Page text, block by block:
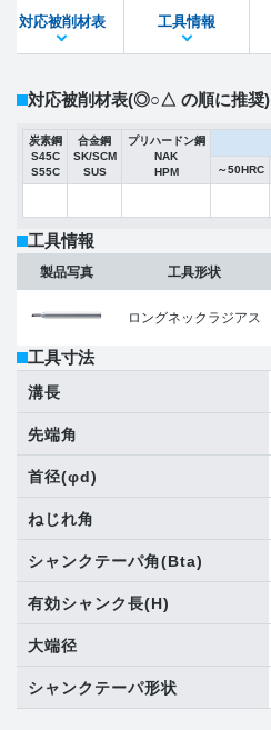
STEPファイル
対応被削材表 工具情報
対応被削材表(◎○△ の順に推奨)
炭素鋼
S45C
S55C
合金鋼
SK/SCM
SUS
プリハードン鋼
NAK
HPM
～50HRC
工具情報
製品写真 工具形状
ロングネックラジアス
工具寸法
溝長
先端角
首径(φd)
ねじれ角
シャンクテーパ角(Bta)
有効シャンク長(H)
大端径
シャンクテーパ形状